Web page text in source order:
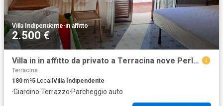
Villa Indipendente·in affitto
2.500 €
Villa in in affitto da privato a Terracina nove Perle Ville dello Zodiaco, giardino, box, da privato TrovaCasa
Terracina
180 m²5 LocaliVilla Indipendente
·Giardino·Terrazzo·Parcheggio auto